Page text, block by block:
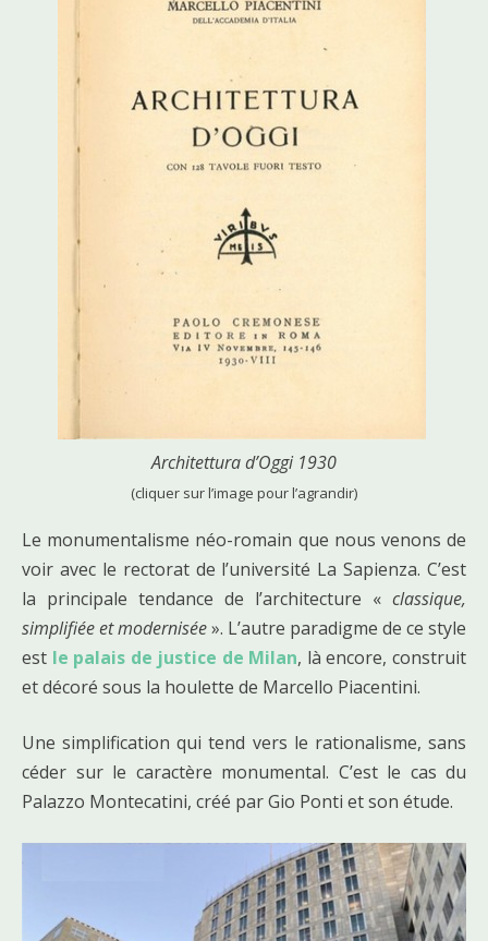
Architettura d’Oggi 1930
(cliquer sur l’image pour l’agrandir)
Le monumentalisme néo-romain que nous venons de
voir avec le rectorat de l’université La Sapienza. C’est
la principale tendance de l’architecture « classique,
simplifiée et modernisée». L’autre paradigme de ce style
est le palais de justice de Milan, là encore, construit
et décoré sous la houlette de Marcello Piacentini.
Une simplification qui tend vers le rationalisme, sans
céder sur le caractère monumental. C’est le cas du
Palazzo Montecatini, créé par Gio Ponti et son étude.